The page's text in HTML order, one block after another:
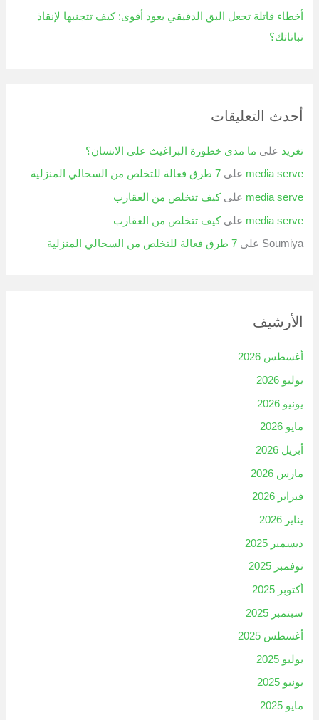
أخطاء قاتلة تجعل البق الدقيقي يعود أقوى: كيف تتجنبها لإنقاذ
نباتاتك؟
أحدث التعليقات
تغريد على ما مدى خطورة البراغيث علي الانسان؟
media serve على7 طرق فعالة للتخلص من السحالي المنزلية
media serve علىكيف تتخلص من العقارب
media serve علىكيف تتخلص من العقارب
Soumiya على7 طرق فعالة للتخلص من السحالي المنزلية
الأرشيف
أغسطس 2026
يوليو 2026
يونيو 2026
مايو 2026
أبريل 2026
مارس 2026
فبراير 2026
يناير 2026
ديسمبر 2025
نوفمبر 2025
أكتوبر 2025
سبتمبر 2025
أغسطس 2025
يوليو 2025
يونيو 2025
مايو 2025